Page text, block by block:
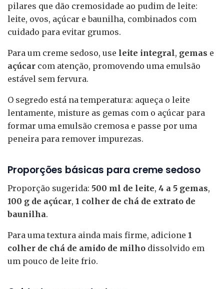
pilares que dão cremosidade ao pudim de leite:
leite, ovos, açúcar e baunilha, combinados com
cuidado para evitar grumos.
Para um creme sedoso, use leite integral, gemas e
açúcar com atenção, promovendo uma emulsão
estável sem fervura.
O segredo está na temperatura: aqueça o leite
lentamente, misture as gemas com o açúcar para
formar uma emulsão cremosa e passe por uma
peneira para remover impurezas.
Proporções básicas para creme sedoso
Proporção sugerida: 500 ml de leite, 4 a 5 gemas,
100 g de açúcar, 1 colher de chá de extrato de
baunilha.
Para uma textura ainda mais firme, adicione 1
colher de chá de amido de milho dissolvido em
um pouco de leite frio.